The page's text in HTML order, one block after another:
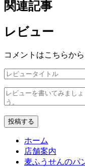
関連記事
レビュー
コメントはこちらから
投稿する
ホーム
店舗案内
麦ふうせんのパ